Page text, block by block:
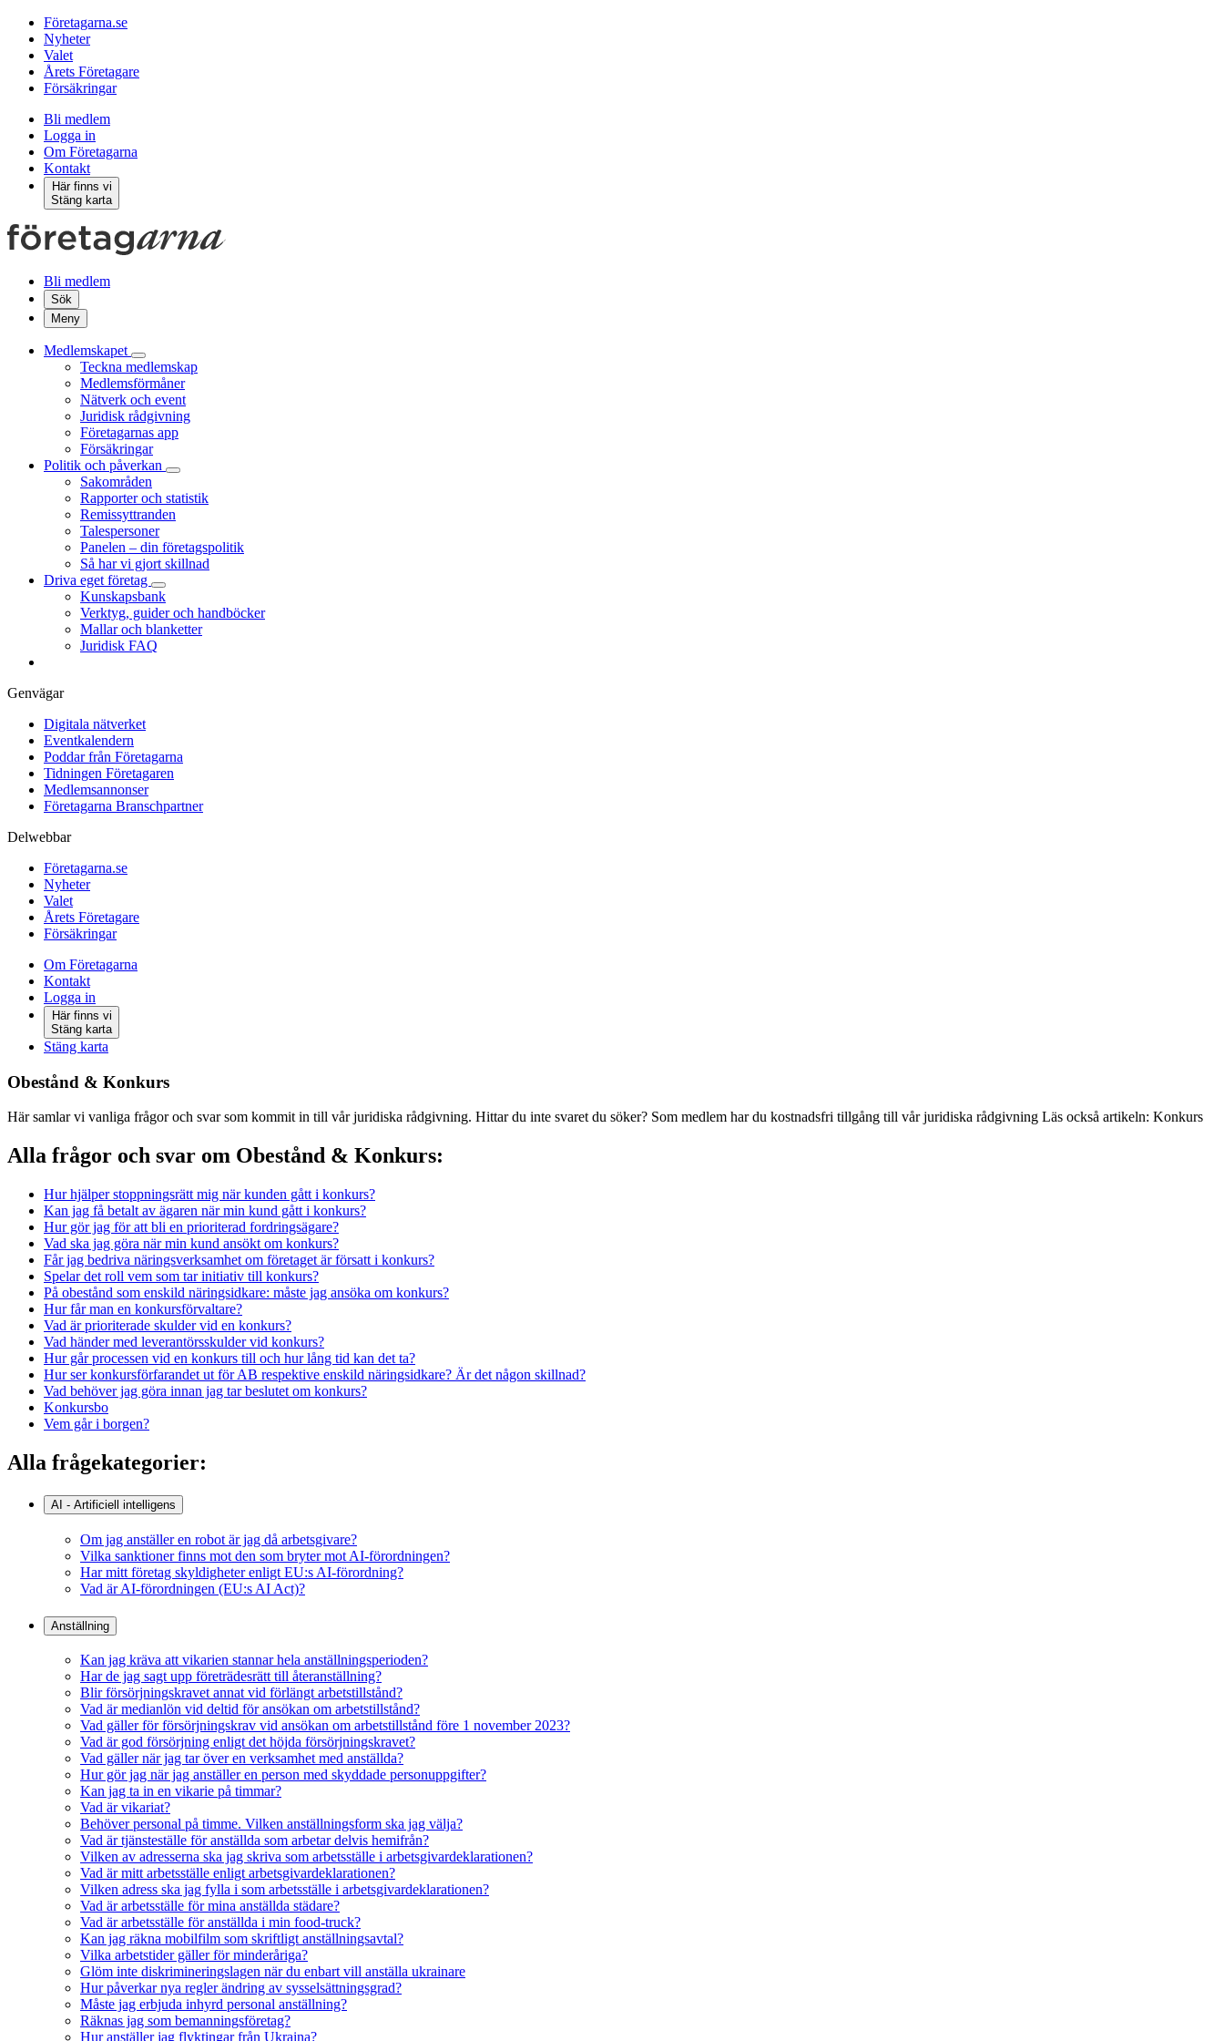
Företagarna.se
Nyheter
Valet
Årets Företagare
Försäkringar
Bli medlem
Logga in
Om Företagarna
Kontakt
Här finns vi
Stäng karta
Bli medlem
Sök
Meny
Medlemskapet
Teckna medlemskap
Medlemsförmåner
Nätverk och event
Juridisk rådgivning
Företagarnas app
Försäkringar
Politik och påverkan
Sakområden
Rapporter och statistik
Remissyttranden
Talespersoner
Panelen – din företagspolitik
Så har vi gjort skillnad
Driva eget företag
Kunskapsbank
Verktyg, guider och handböcker
Mallar och blanketter
Juridisk FAQ
Genvägar
Digitala nätverket
Eventkalendern
Poddar från Företagarna
Tidningen Företagaren
Medlemsannonser
Företagarna Branschpartner
Delwebbar
Företagarna.se
Nyheter
Valet
Årets Företagare
Försäkringar
Om Företagarna
Kontakt
Logga in
Här finns vi
Stäng karta
Stäng karta
Obestånd & Konkurs
Här samlar vi vanliga frågor och svar som kommit in till vår juridiska rådgivning. Hittar du inte svaret du söker? Som medlem har du kostnadsfri tillgång till vår juridiska rådgivning Läs också artikeln: Konkurs
Alla frågor och svar om Obestånd & Konkurs:
Hur hjälper stoppningsrätt mig när kunden gått i konkurs?
Kan jag få betalt av ägaren när min kund gått i konkurs?
Hur gör jag för att bli en prioriterad fordringsägare?
Vad ska jag göra när min kund ansökt om konkurs?
Får jag bedriva näringsverksamhet om företaget är försatt i konkurs?
Spelar det roll vem som tar initiativ till konkurs?
På obestånd som enskild näringsidkare: måste jag ansöka om konkurs?
Hur får man en konkursförvaltare?
Vad är prioriterade skulder vid en konkurs?
Vad händer med leverantörsskulder vid konkurs?
Hur går processen vid en konkurs till och hur lång tid kan det ta?
Hur ser konkursförfarandet ut för AB respektive enskild näringsidkare? Är det någon skillnad?
Vad behöver jag göra innan jag tar beslutet om konkurs?
Konkursbo
Vem går i borgen?
Alla frågekategorier:
AI - Artificiell intelligens
Om jag anställer en robot är jag då arbetsgivare?
Vilka sanktioner finns mot den som bryter mot AI-förordningen?
Har mitt företag skyldigheter enligt EU:s AI-förordning?
Vad är AI-förordningen (EU:s AI Act)?
Anställning
Kan jag kräva att vikarien stannar hela anställningsperioden?
Har de jag sagt upp företrädesrätt till återanställning?
Blir försörjningskravet annat vid förlängt arbetstillstånd?
Vad är medianlön vid deltid för ansökan om arbetstillstånd?
Vad gäller för försörjningskrav vid ansökan om arbetstillstånd före 1 november 2023?
Vad är god försörjning enligt det höjda försörjningskravet?
Vad gäller när jag tar över en verksamhet med anställda?
Hur gör jag när jag anställer en person med skyddade personuppgifter?
Kan jag ta in en vikarie på timmar?
Vad är vikariat?
Behöver personal på timme. Vilken anställningsform ska jag välja?
Vad är tjänsteställe för anställda som arbetar delvis hemifrån?
Vilken av adresserna ska jag skriva som arbetsställe i arbetsgivardeklarationen?
Vad är mitt arbetsställe enligt arbetsgivardeklarationen?
Vilken adress ska jag fylla i som arbetsställe i arbetsgivardeklarationen?
Vad är arbetsställe för mina anställda städare?
Vad är arbetsställe för anställda i min food-truck?
Kan jag räkna mobilfilm som skriftligt anställningsavtal?
Vilka arbetstider gäller för minderåriga?
Glöm inte diskrimineringslagen när du enbart vill anställa ukrainare
Hur påverkar nya regler ändring av sysselsättningsgrad?
Måste jag erbjuda inhyrd personal anställning?
Räknas jag som bemanningsföretag?
Hur anställer jag flyktingar från Ukraina?